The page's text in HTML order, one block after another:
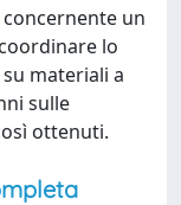
un
lo
materiali a
sulle
ottenuti.